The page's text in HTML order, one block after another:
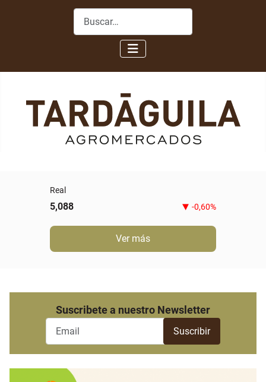
Buscar
Real
5,088 -0,60%
Ver más
Suscribete a nuestro Newsletter